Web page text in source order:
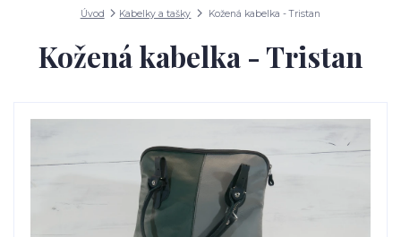
Úvod Kabelky a tašky Kožená kabelka - Tristan
Kožená kabelka - Tristan